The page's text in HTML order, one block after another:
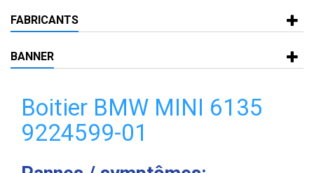
FABRICANTS
BANNER
Boitier BMW MINI 6135
9224599-01